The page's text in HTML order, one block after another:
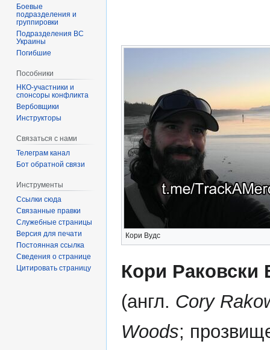
Кори Вудс
Кори Раковски
(англ. Cory
Woods;
Боевые
подразделения и
группировки
Подразделения ВС
Украины
Погибшие
Пособники
спонсоры конфликта
‏‎Вербовщики
Инструкторы
Связаться с нами
Телеграм канал
Бот обратной связи
Инструменты
Ссылки сюда
Связанные правки
Служебные страницы
Версия для печати
Постоянная ссылка
Сведения о странице
Цитировать страницу